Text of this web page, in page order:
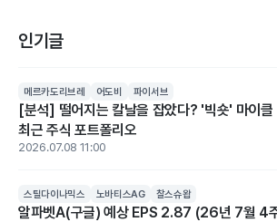
인기글
메르카도리브레 어도비 파이서브
[분석] 떨어지는 칼날을 잡았다? '빅숏' 마이클
최근 주식 포트폴리오
2026.07.08 11:00
스틸다이나믹스 노바티스AG 찰스슈왑
알파벳A(구글) 예상 EPS 2.87 (26년 7월 4